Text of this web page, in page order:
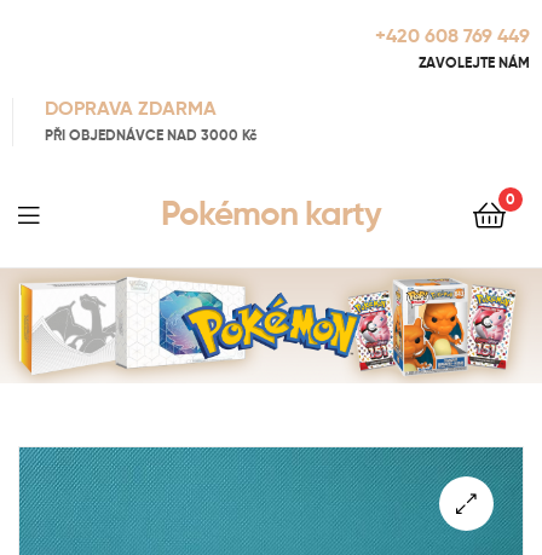
+420 608 769 449
ZAVOLEJTE NÁM
DOPRAVA ZDARMA
PŘI OBJEDNÁVCE NAD 3000 Kč
Pokémon karty 0